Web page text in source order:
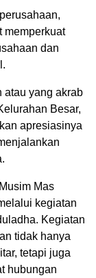
memperkuat
dan
atau yang akrab
Besar,
apresiasinya
Mas
kegiatan
Kegiatan
tidak hanya
tetapi juga
hubungan